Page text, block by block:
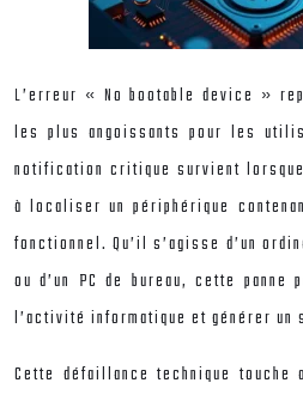
L’erreur « No bootable device »
les plus angoissants pour les
notification critique survient
à localiser un périphérique
fonctionnel. Qu’il s’agisse d’un
ou d’un PC de bureau, cette panne
l’activité informatique et générer
Cette défaillance technique